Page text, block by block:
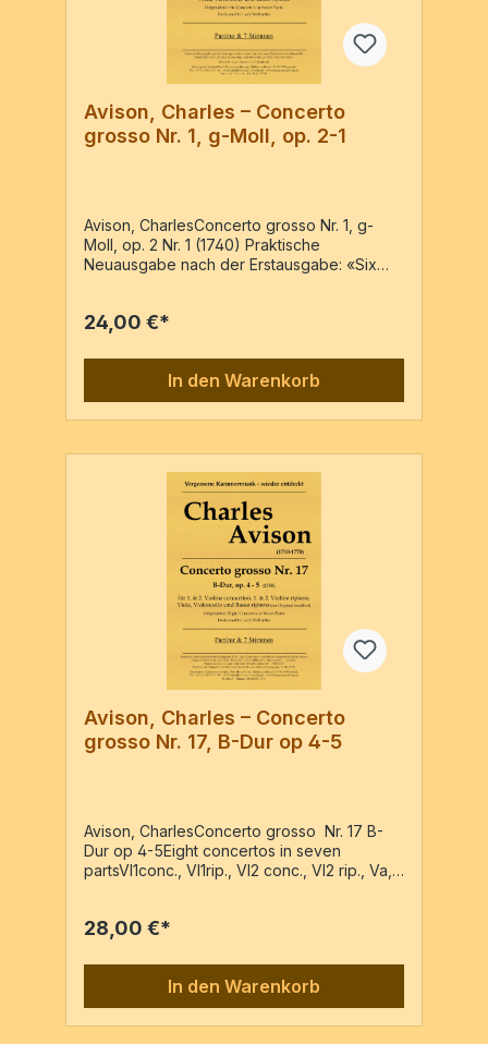
Avison, Charles – Concerto
grosso Nr. 1, g-Moll, op. 2-1
Avison, CharlesConcerto grosso Nr. 1, g-
Moll, op. 2 Nr. 1 (1740) Praktische
Neuausgabe nach der Erstausgabe: «Six
Reprint der Ausgabe: Newcastle : Joseph
Vl2 conc., Vl2 rip., Va, Vc, BassoPartitur & 7
Stimmen / 34 Seiten Wenn Sie Dubletten
benötigen, bitte per e-mail bestellen.Preis
für Dubletten 1,00 € inkl. MwSt.
24,00 €*
In den Warenkorb
Avison, Charles – Concerto
grosso Nr. 17, B-Dur op 4-5
Avison, CharlesConcerto grosso Nr. 17 B-
Dur op 4-5Eight concertos in seven
partsVl1conc., Vl1rip., Vl2 conc., Vl2 rip., Va,
28,00 €*
In den Warenkorb